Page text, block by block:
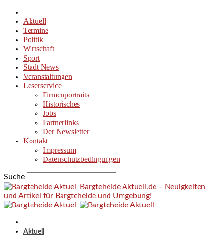
Aktuell
Termine
Politik
Wirtschaft
Sport
Stadt News
Veranstaltungen
Leserservice
Firmenportraits
Historisches
Jobs
Partnerlinks
Der Newsletter
Kontakt
Impressum
Datenschutzbedingungen
Suche
Bargteheide Aktuell.de – Neuigkeiten
und Artikel für Bargteheide und Umgebung!
Aktuell